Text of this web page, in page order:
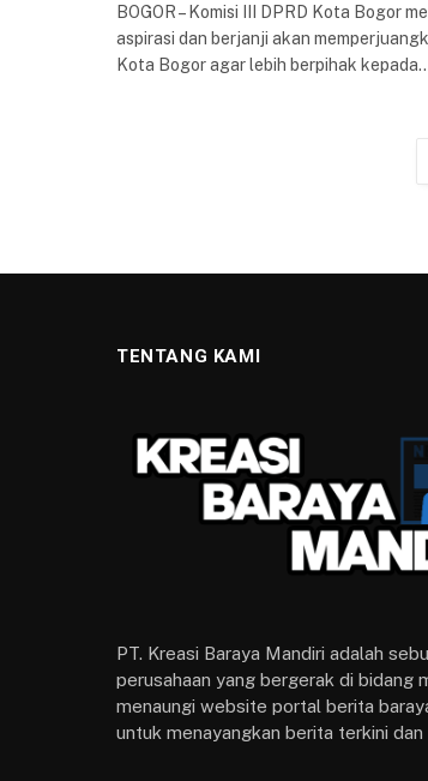
BOGOR – Komisi III DPRD Kota Bogor
aspirasi dan berjanji akan
Kota Bogor agar lebih berpihak
TENTANG KAMI
PT. Kreasi Baraya Mandiri adalah
perusahaan yang bergerak di bidang
menaungi website portal berita
untuk menayangkan berita terkini